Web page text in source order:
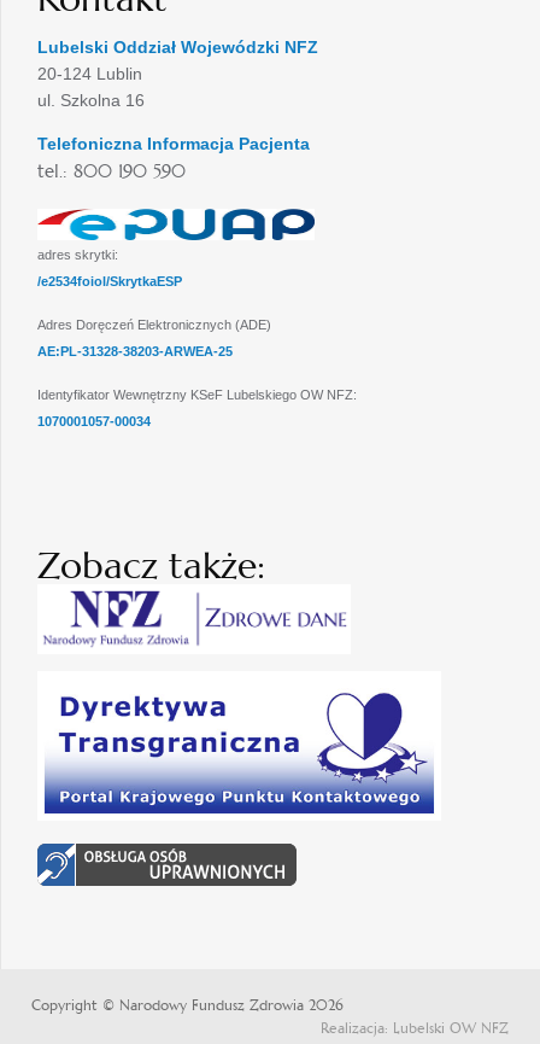
Lubelski Oddział Wojewódzki NFZ
20-124 Lublin
ul. Szkolna 16
Telefoniczna Informacja Pacjenta
tel.: 800 190 590
adres skrytki:
/e2534foiol/SkrytkaESP
Adres Doręczeń Elektronicznych (ADE)
AE:PL-31328-38203-ARWEA-25
Identyfikator Wewnętrzny KSeF Lubelskiego OW NFZ:
1070001057-00034
Zobacz także:
Copyright © Narodowy Fundusz Zdrowia 2026
Realizacja: Lubelski OW NFZ